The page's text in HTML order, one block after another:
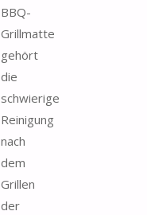
BBQ-
Grillmatte
gehört
die
schwierige
Reinigung
nach
dem
Grillen
der